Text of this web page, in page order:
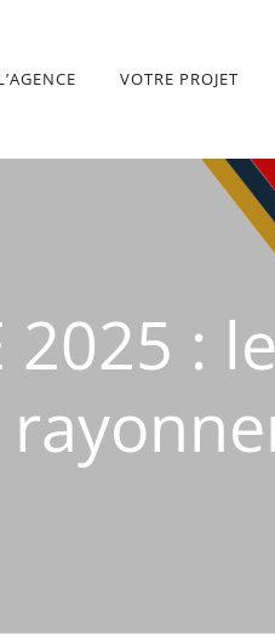
VOTRE PROJET
2025